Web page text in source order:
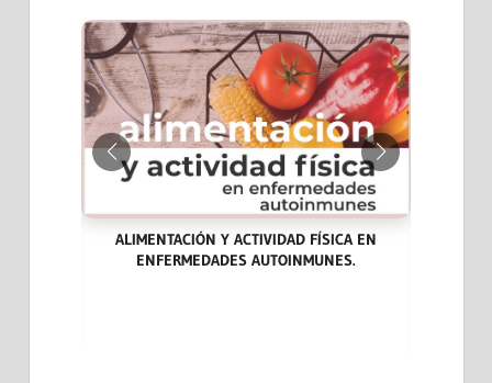
ALIMENTACIÓN Y ACTIVIDAD FÍSICA EN
ENFERMEDADES AUTOINMUNES.